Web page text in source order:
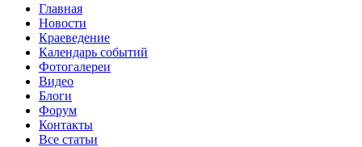
Главная
Новости
Краеведение
Календарь событий
Фотогалереи
Видео
Блоги
Форум
Контакты
Все статьи